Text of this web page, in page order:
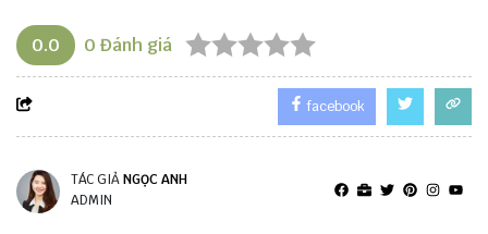
0.0 0 Đánh giá
facebook
TÁC GIẢNGỌC ANH
ADMIN